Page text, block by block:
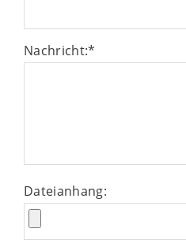
Nachricht:*
Dateianhang: